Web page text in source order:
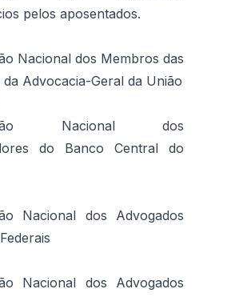
pelos aposentados.
Nacional dos Membros das
Advocacia-Geral da União
Nacional dos
do Banco Central do
Nacional dos Advogados
Nacional dos Advogados